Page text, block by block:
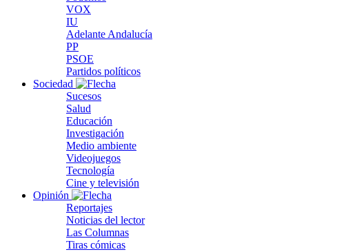
VOX
IU
Adelante Andalucía
PP
PSOE
Partidos políticos
Sociedad
Sucesos
Salud
Educación
Investigación
Medio ambiente
Videojuegos
Tecnología
Cine y televisión
Opinión
Reportajes
Noticias del lector
Las Columnas
Tiras cómicas